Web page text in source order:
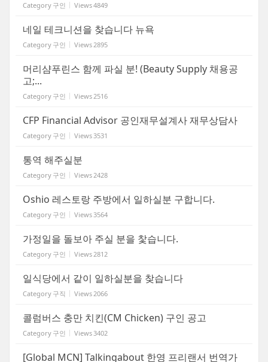
Category 구인 Views4849
네일 테크니션을 찾습니다 뉴욕
Category 구인 Views2895
머리샴푸린스 함께 파실 분! (Beauty Supply 채용공
고;...
Category 구인 Views2516
CFP Financial Advisor 공인재무설계사 재무상담사
Category 구인 Views3531
통역 해주실분
Category 구인 Views2428
Oshio 레스토랑 주방에서 일하실분 구합니다.
Category 구인 Views3564
가정일을 돌보아 주실 분을 찿습니다.
Category 구인 Views2812
일식당에서 같이 일하실분을 찾습니다
Category 구직 Views2066
콜럼버스 충만 치킨(CM Chicken) 구인 공고
Category 구인 Views3402
[Global MCN] Talkingabout 한영 프리랜서 번역가